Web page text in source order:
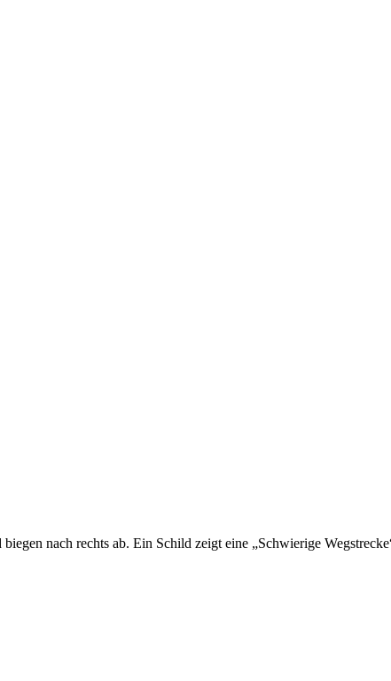
nach rechts ab. Ein Schild zeigt eine „Schwierige